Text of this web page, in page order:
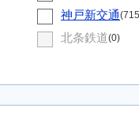
神戸新交通
北条鉄道(0)